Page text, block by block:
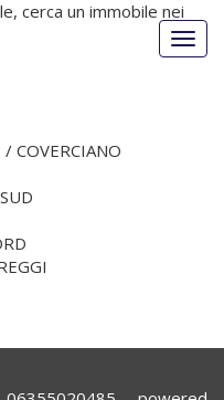
cerca un immobile nei
COVERCIANO